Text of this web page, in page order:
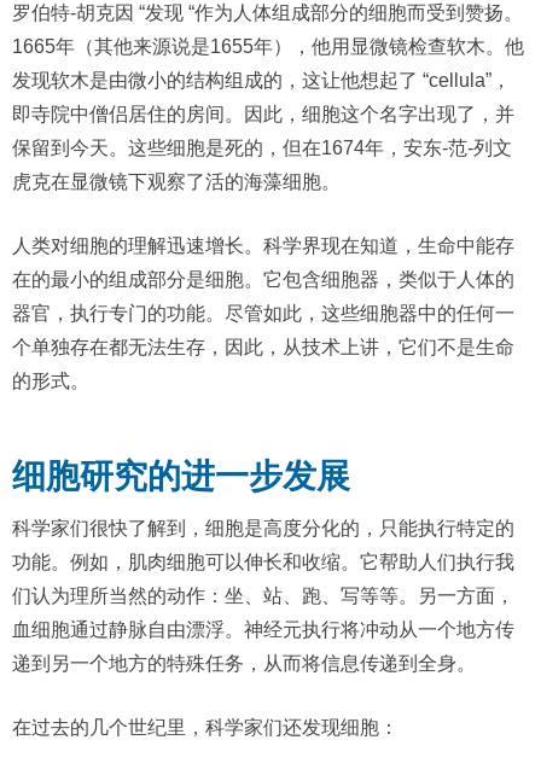
罗伯特-胡克因 “发现 “作为人体组成部分的细胞而受到赞扬。
1665年（其他来源说是1655年），他用显微镜检查软木。他
发现软木是由微小的结构组成的，这让他想起了 “cellula”，
即寺院中僧侣居住的房间。因此，细胞这个名字出现了，并
保留到今天。这些细胞是死的，但在1674年，安东-范-列文
虎克在显微镜下观察了活的海藻细胞。
人类对细胞的理解迅速增长。科学界现在知道，生命中能存
在的最小的组成部分是细胞。它包含细胞器，类似于人体的
器官，执行专门的功能。尽管如此，这些细胞器中的任何一
个单独存在都无法生存，因此，从技术上讲，它们不是生命
的形式。
细胞研究的进一步发展
科学家们很快了解到，细胞是高度分化的，只能执行特定的
功能。例如，肌肉细胞可以伸长和收缩。它帮助人们执行我
们认为理所当然的动作：坐、站、跑、写等等。另一方面，
血细胞通过静脉自由漂浮。神经元执行将冲动从一个地方传
递到另一个地方的特殊任务，从而将信息传递到全身。
在过去的几个世纪里，科学家们还发现细胞：